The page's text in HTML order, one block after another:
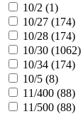
10/2 (1)
10/27 (174)
10/28 (174)
10/30 (1062)
10/34 (174)
10/5 (8)
11/400 (88)
11/500 (88)